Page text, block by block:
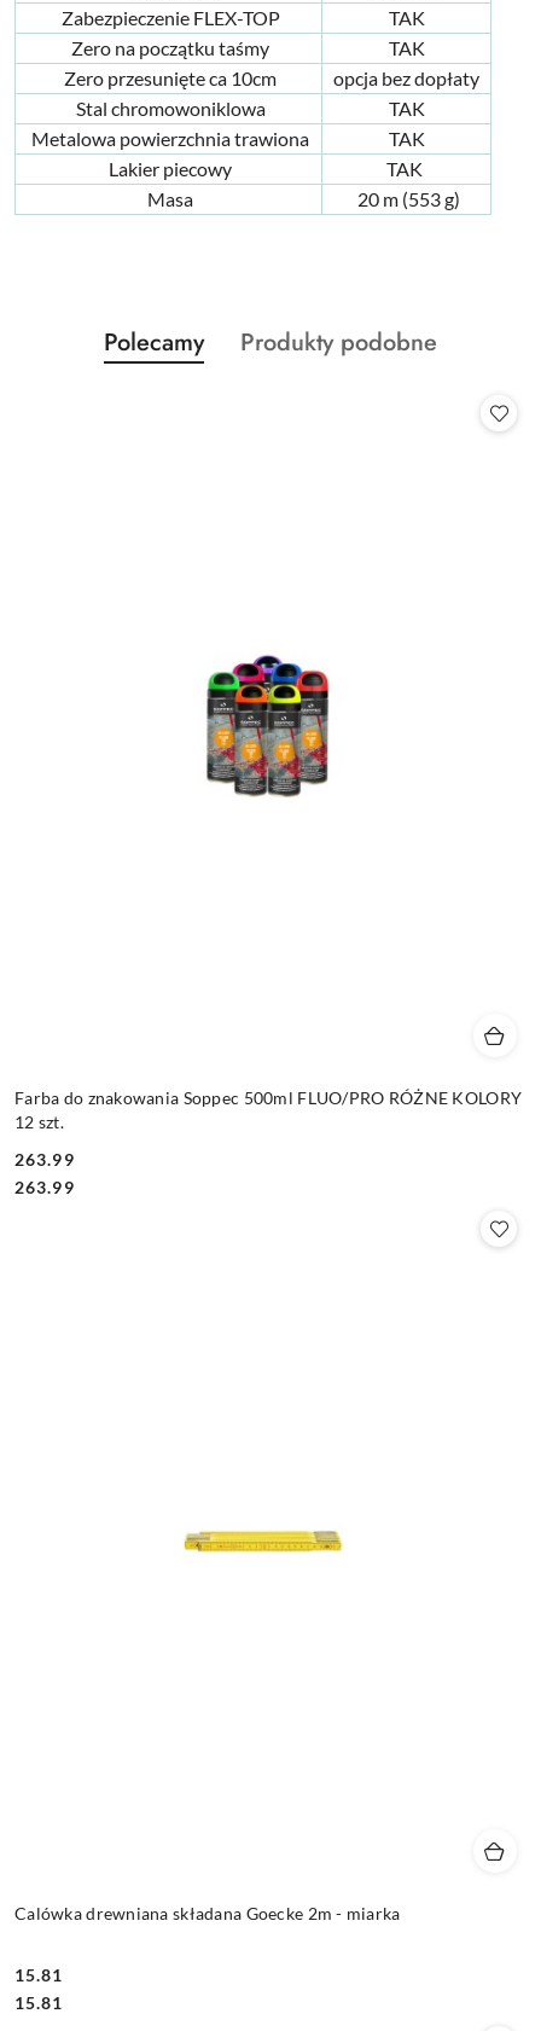
Zabezpieczenie FLEX-TOP
TAK
Zero na początku taśmy
TAK
Zero przesunięte ca 10cm
opcja bez dopłaty
Stal chromowoniklowa
TAK
Metalowa powierzchnia trawiona
TAK
Lakier piecowy
TAK
Masa
20 m (553 g)
Pomiń karuzelę produktów
Produkty
o
Polecamy
Produkty
Produkty podobne
Farba do znakowania Soppec 500ml FLUO/PRO RÓŻNE KOLORY
12 szt.
Cena:
263.99
Cena:
263.99
Calówka drewniana składana Goecke 2m - miarka
Cena:
15.81
Cena:
15.81